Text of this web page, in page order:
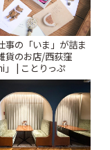
事の「いま」が詰ま
貨のお店/西荻窪
」 | ことりっぷ